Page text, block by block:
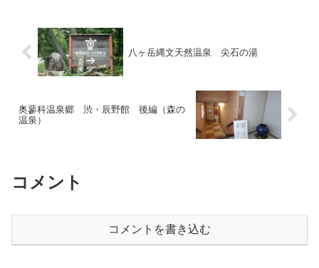
八ヶ岳縄文天然温泉 尖石の湯
奥蓼科温泉郷 渋・辰野館 後編（森の
温泉）
コメント
コメントを書き込む